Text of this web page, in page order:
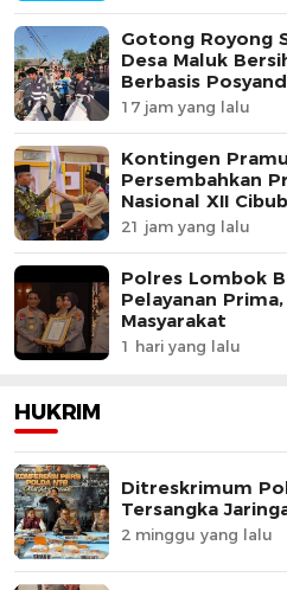
Gotong Royong
Desa Maluk
Berbasis
17 jam yang lalu
Kontingen
Persembahkan
Nasional XII
21 jam yang lalu
Polres Lombok
Pelayanan
Masyarakat
1 hari yang lalu
HUKRIM
Ditreskrimum
Tersangka
2 minggu yang lalu